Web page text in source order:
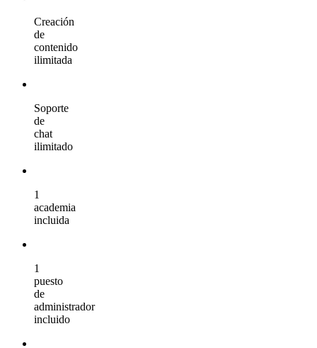
Creación
de
contenido
ilimitada
Soporte
de
chat
ilimitado
1
academia
incluida
1
puesto
de
administrador
incluido